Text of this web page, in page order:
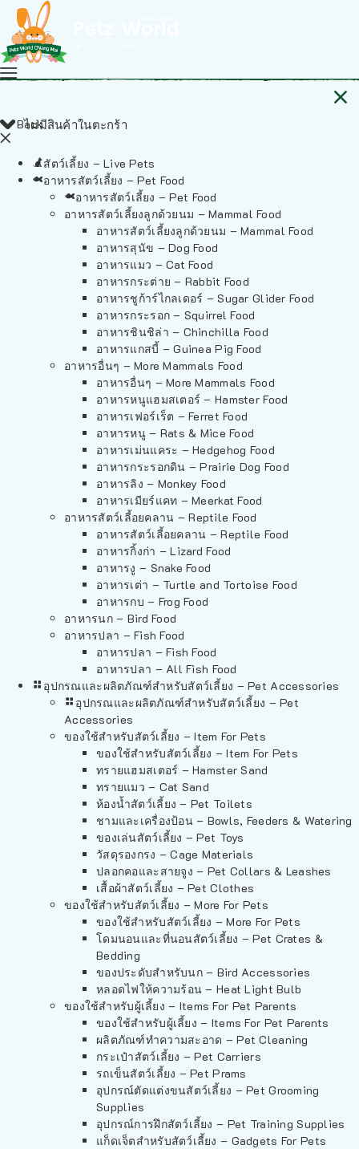
ไม่มีสินค้าในตะกร้า
Back
สัตว์เลี้ยง – Live Pets
อาหารสัตว์เลี้ยง – Pet Food
อาหารสัตว์เลี้ยง – Pet Food
อาหารสัตว์เลี้ยงลูกด้วยนม – Mammal Food
อาหารสัตว์เลี้ยงลูกด้วยนม – Mammal Food
อาหารสุนัข – Dog Food
อาหารแมว – Cat Food
อาหารกระต่าย – Rabbit Food
อาหารชูก้าร์ไกลเดอร์ – Sugar Glider Food
อาหารกระรอก – Squirrel Food
อาหารชินชิล่า – Chinchilla Food
อาหารแกสบี้ – Guinea Pig Food
อาหารอื่นๆ – More Mammals Food
อาหารอื่นๆ – More Mammals Food
อาหารหนูแฮมสเตอร์ – Hamster Food
อาหารเฟอร์เร็ต – Ferret Food
อาหารหนู – Rats & Mice Food
อาหารเม่นแคระ – Hedgehog Food
อาหารกระรอกดิน – Prairie Dog Food
อาหารลิง – Monkey Food
อาหารเมียร์แคท – Meerkat Food
อาหารสัตว์เลี้อยคลาน – Reptile Food
อาหารสัตว์เลี้อยคลาน – Reptile Food
อาหารกิ้งก่า – Lizard Food
อาหารงู – Snake Food
อาหารเต่า – Turtle and Tortoise Food
อาหารกบ – Frog Food
อาหารนก – Bird Food
อาหารปลา – Fish Food
อาหารปลา – Fish Food
อาหารปลา – All Fish Food
อุปกรณและผลิตภัณฑ์สำหรับสัตว์เลี้ยง – Pet Accessories
อุปกรณและผลิตภัณฑ์สำหรับสัตว์เลี้ยง – Pet
Accessories
ของใช้สำหรับสัตว์เลี้ยง – Item For Pets
ของใช้สำหรับสัตว์เลี้ยง – Item For Pets
ทรายแฮมสเตอร์ – Hamster Sand
ทรายแมว – Cat Sand
ห้องน้ำสัตว์เลี้ยง – Pet Toilets
ชามและเครื่องป้อน – Bowls, Feeders & Watering
ของเล่นสัตว์เลี้ยง – Pet Toys
วัสดุรองกรง – Cage Materials
ปลอกคอและสายจูง – Pet Collars & Leashes
เสื้อผ้าสัตว์เลี้ยง – Pet Clothes
ของใช้สำหรับสัตว์เลี้ยง – More For Pets
ของใช้สำหรับสัตว์เลี้ยง – More For Pets
โดมนอนและที่นอนสัตว์เลี้ยง – Pet Crates &
Bedding
ของประดับสำหรับนก – Bird Accessories
หลอดไฟให้ความร้อน – Heat Light Bulb
ของใช้สำหรับผู้เลี้ยง – Items For Pet Parents
ของใช้สำหรับผู้เลี้ยง – Items For Pet Parents
ผลิตภัณฑ์ทำความสะอาด – Pet Cleaning
กระเป๋าสัตว์เลี้ยง – Pet Carriers
รถเข็นสัตว์เลี้ยง – Pet Prams
อุปกรณ์ตัดแต่งขนสัตว์เลี้ยง – Pet Grooming
Supplies
อุปกรณ์การฝึกสัตว์เลี้ยง – Pet Training Supplies
แก็ดเจ็ตสำหรับสัตว์เลี้ยง – Gadgets For Pets